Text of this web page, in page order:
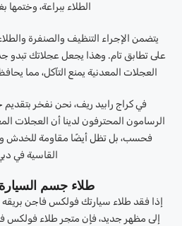
الطلاء ببراعة، وختمها
يتضمن الإجراء التنظيف والصنفرة
على تطابق تام. وهذا يجعل عجلاتك تبدو
العجلات المعدنية يمنع التآكل، مما
في كراج رابيد ريف، نحن نفخر
الرسامون المحترفون لدينا أن العجلات
فحسب، بل تظل أيضًا مقاومة للخدش
القاسية في
طلاء جسم
إذا فقد طلاء سيارتك فولكس فاجن
إلى مظهر جديد، فإن متجر طلاء فولكس